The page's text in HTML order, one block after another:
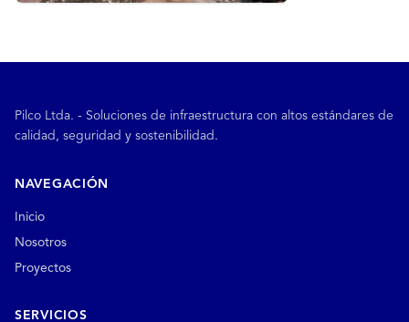
Pilco Ltda. - Soluciones de infraestructura con altos estándares de
calidad, seguridad y sostenibilidad.
NAVEGACIÓN
Inicio
Nosotros
Proyectos
SERVICIOS